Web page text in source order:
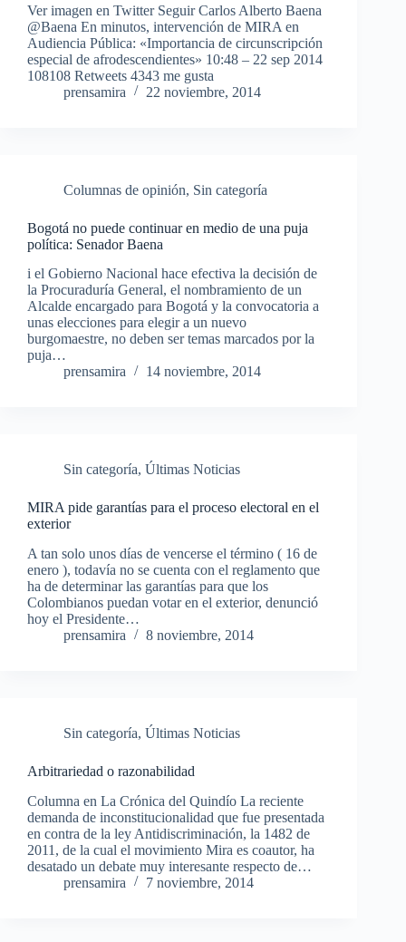
Ver imagen en Twitter Seguir Carlos Alberto Baena
@Baena En minutos, intervención de MIRA en
Audiencia Pública: «Importancia de circunscripción
especial de afrodescendientes» 10:48 – 22 sep 2014
108108 Retweets 4343 me gusta
prensamira
22 noviembre, 2014
Columnas de opinión, Sin categoría
Bogotá no puede continuar en medio de una puja
política: Senador Baena
i el Gobierno Nacional hace efectiva la decisión de
la Procuraduría General, el nombramiento de un
Alcalde encargado para Bogotá y la convocatoria a
unas elecciones para elegir a un nuevo
burgomaestre, no deben ser temas marcados por la
puja…
prensamira
14 noviembre, 2014
Sin categoría, Últimas Noticias
MIRA pide garantías para el proceso electoral en el
exterior
A tan solo unos días de vencerse el término ( 16 de
enero ), todavía no se cuenta con el reglamento que
ha de determinar las garantías para que los
Colombianos puedan votar en el exterior, denunció
hoy el Presidente…
prensamira
8 noviembre, 2014
Sin categoría, Últimas Noticias
Arbitrariedad o razonabilidad
Columna en La Crónica del Quindío La reciente
demanda de inconstitucionalidad que fue presentada
en contra de la ley Antidiscriminación, la 1482 de
2011, de la cual el movimiento Mira es coautor, ha
desatado un debate muy interesante respecto de…
prensamira
7 noviembre, 2014